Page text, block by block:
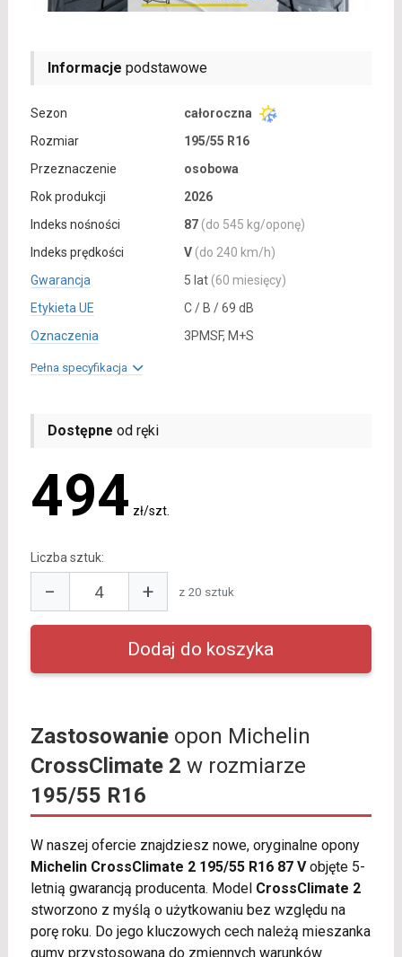
Informacje podstawowe
Sezon
całoroczna
Rozmiar
195/55 R16
Przeznaczenie
osobowa
Rok produkcji
2026
Indeks nośności
87 (do 545 kg/oponę)
Indeks prędkości
V (do 240 km/h)
Gwarancja
5 lat (60 miesięcy)
Etykieta UE
C / B / 69 dB
Oznaczenia
3PMSF, M+S
Pełna specyfikacja
Dostępne od ręki
494 zł/szt.
Liczba sztuk:
− + z 20 sztuk
Zastosowanieopon Michelin
CrossClimate 2 w rozmiarze
195/55 R16
W naszej ofercie znajdziesz nowe, oryginalne opony
Michelin CrossClimate 2 195/55 R16 87 Vobjęte 5-
letnią gwarancją producenta. Model CrossClimate 2
stworzono z myślą o użytkowaniu bez względu na
porę roku. Do jego kluczowych cech należą mieszanka
gumy przystosowana do zmiennych warunków